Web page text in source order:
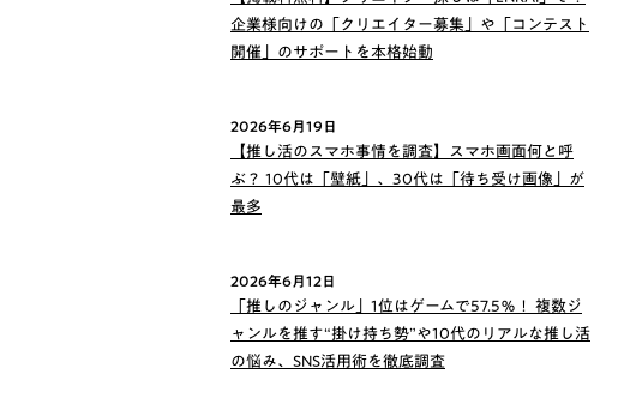
企業様向けの「クリエイター募集」や「コンテスト
開催」のサポートを本格始動
2026年6月19日
【推し活のスマホ事情を調査】スマホ画面何と呼
ぶ？ 10代は「壁紙」、30代は「待ち受け画像」が
最多
2026年6月12日
「推しのジャンル」1位はゲームで57.5％！ 複数ジ
ャンルを推す“掛け持ち勢”や10代のリアルな推し活
の悩み、SNS活用術を徹底調査